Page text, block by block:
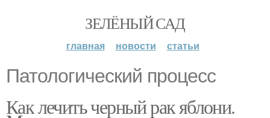
ЗЕЛЁНЫЙ САД
главная новости статьи
Патологический процесс
Как лечить черный рак яблони.